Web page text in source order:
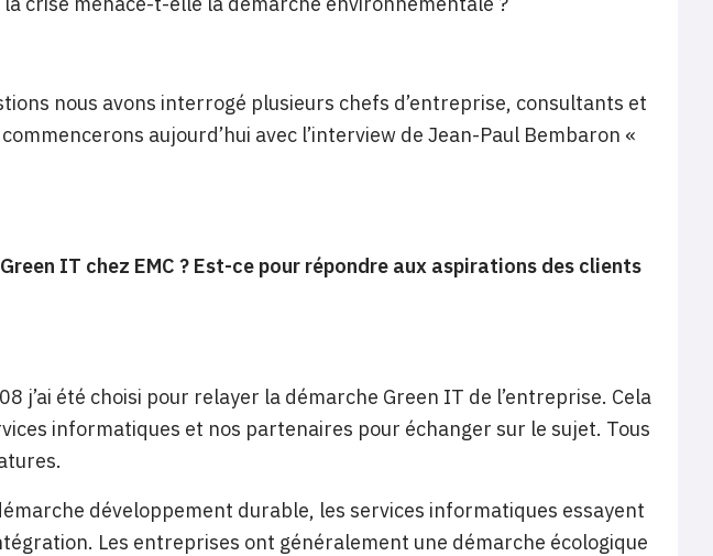
nous avons interrogé plusieurs chefs d’entreprise, consultants et
aujourd’hui avec l’interview de Jean-Paul Bembaron «
IT chez EMC ? Est-ce pour répondre aux aspirations des clients
j’ai été choisi pour relayer la démarche Green IT de l’entreprise. Cela
informatiques et nos partenaires pour échanger sur le sujet. Tous
développement durable, les services informatiques essayent
Les entreprises ont généralement une démarche écologique